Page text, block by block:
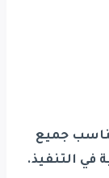
جميع
في التنفيذ.